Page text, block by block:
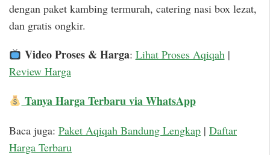
dengan paket kambing termurah, catering nasi box lezat,
dan gratis ongkir.
Video Proses & Harga: Lihat Proses Aqiqah|
Review Harga
Tanya Harga Terbaru via WhatsApp
Baca juga: Paket Aqiqah Bandung Lengkap | Daftar
Harga Terbaru